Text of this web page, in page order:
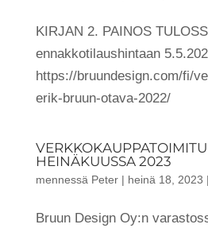
KIRJAN 2. PAINOS
ennakkotilaushintaan
https://bruundesign.com/fi/
erik-bruun-otava-2022/
HEINÄKUUSSA 2023
mennessä Peter| heinä 18, 2023 |
Bruun Design Oy:n